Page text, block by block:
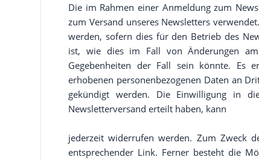
Die im Rahmen einer Anmeldung zum
zum Versand unseres Newsletters
werden, sofern dies für den Betrieb des
ist, wie dies im Fall von Änderungen
Gegebenheiten der Fall sein könnte. Es
erhobenen personenbezogenen Daten an
gekündigt werden. Die Einwilligung in
Newsletterversand erteilt haben, kann
jederzeit widerrufen werden. Zum Zweck
entsprechender Link. Ferner besteht die